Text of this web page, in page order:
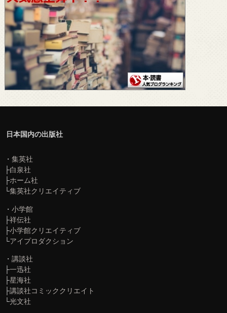
日本国内の出版社
・ 集英社
├白泉社
├ホーム社
└集英社クリエイティブ
・ 小学館
├祥伝社
├小学館クリエイティブ
└アイプロダクション
・ 講談社
├一迅社
├星海社
├講談社コミッククリエイト
└光文社